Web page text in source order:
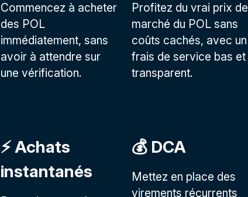
Commencez à acheter
des POL
immédiatement, sans
avoir à attendre sur
une vérification.
Profitez du vrai prix de
marché du POL sans
coûts cachés, avec un
frais de service bas et
transparent.
⚡️ Achats
instantanés
💰 DCA
Mettez en place des
virements récurrents